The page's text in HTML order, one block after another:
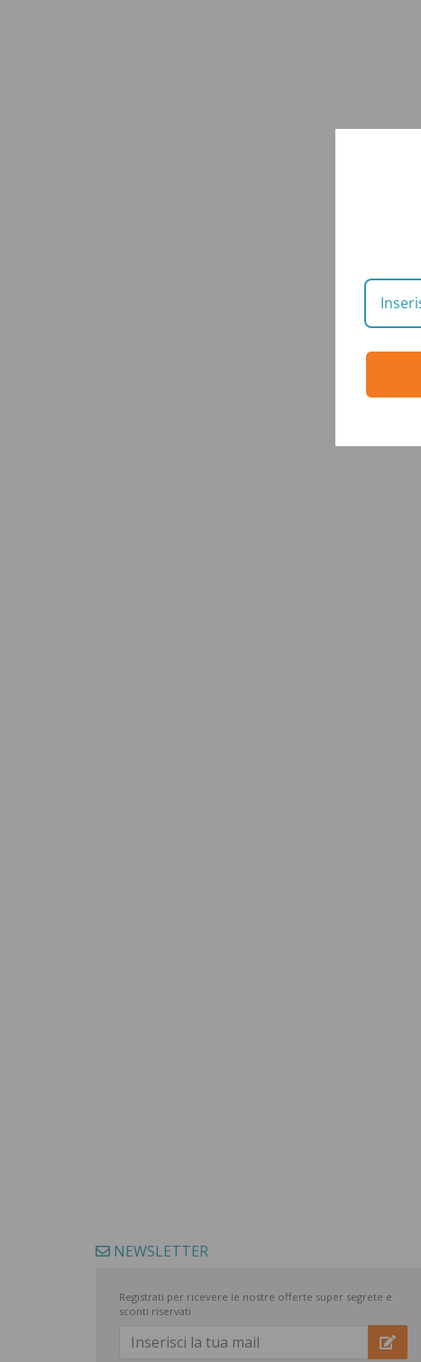
NEWSLETTER
Registrati per ricevere le nostre offerte super segrete e
sconti riservati